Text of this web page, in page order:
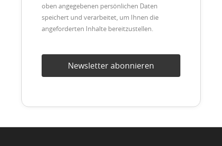
oben angegebenen persönlichen Daten
speichert und verarbeitet, um Ihnen die
angeforderten Inhalte bereitzustellen.